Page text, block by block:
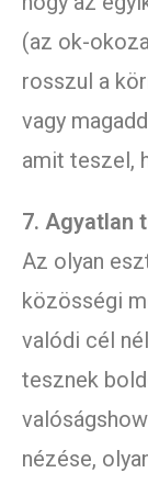
(az ok-
rosszul a
vagy
amit teszel,
7. Agyatlan
Az olyan
közösségi
valódi cél
tesznek
nézése,